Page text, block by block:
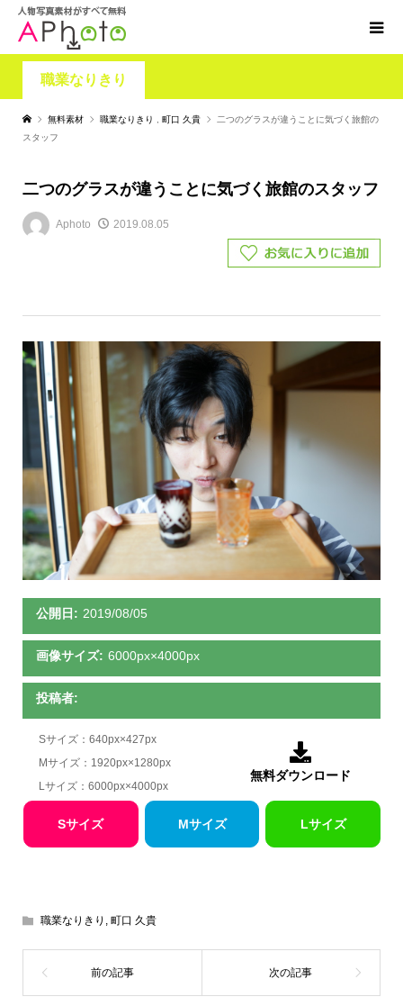
職業なりきり
無料素材 職業なりきり 町口 久貴
二つのグラスが違うことに気づく旅館の
スタッフ
二つのグラスが違うことに気づく旅館のスタッフ
Aphoto 2019.08.05
公開日: 2019/08/05
画像サイズ: 6000px×4000px
投稿者:
Sサイズ：640px×427px
Mサイズ：1920px×1280px
Lサイズ：6000px×4000px

無料ダウンロード
Sサイズ Mサイズ Lサイズ
職業なりきり , 町口 久貴